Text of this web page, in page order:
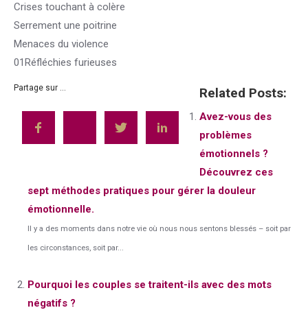
Crises touchant à colère
Serrement une poitrine
Menaces du violence
01Réfléchies furieuses
Partage sur ... Related Posts:
Avez-vous des
problèmes
émotionnels ?
Découvrez ces
sept méthodes pratiques pour gérer la douleur
émotionnelle.
Il y a des moments dans notre vie où nous nous sentons blessés – soit par
les circonstances, soit par...
Pourquoi les couples se traitent-ils avec des mots
négatifs ?